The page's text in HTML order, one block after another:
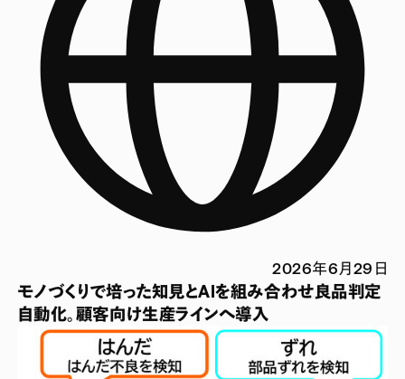
2026年6月29日
モノづくりで培った知見とAIを組み合わせ良品判定
自動化。顧客向け生産ラインへ導入